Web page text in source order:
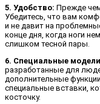
5. Удобство: Прежде чем
Убедитесь, что вам
и не давит на
конце дня, когда ноги
слишком тесной пары.
6. Специальные
разработанные для
дополнительные
специальные вставки,
косточку.